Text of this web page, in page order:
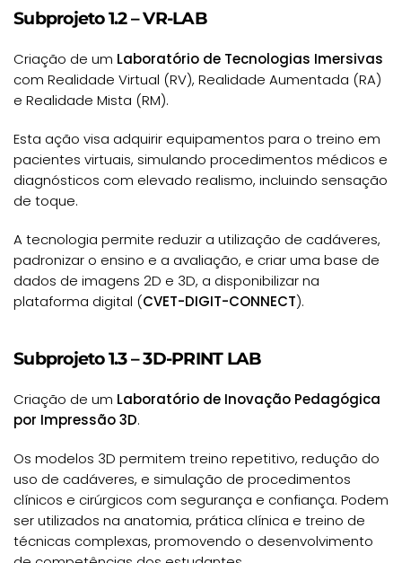
Subprojeto 1.2 – VR-LAB
Criação de um Laboratório de Tecnologias Imersivas
com Realidade Virtual (RV), Realidade Aumentada (RA)
e Realidade Mista (RM).
Esta ação visa adquirir equipamentos para o treino em
pacientes virtuais, simulando procedimentos médicos e
diagnósticos com elevado realismo, incluindo sensação
de toque.
A tecnologia permite reduzir a utilização de cadáveres,
padronizar o ensino e a avaliação, e criar uma base de
dados de imagens 2D e 3D, a disponibilizar na
plataforma digital (CVET-DIGIT-CONNECT).
Subprojeto 1.3 – 3D-PRINT LAB
Criação de um Laboratório de Inovação Pedagógica
por Impressão 3D.
Os modelos 3D permitem treino repetitivo, redução do
uso de cadáveres, e simulação de procedimentos
clínicos e cirúrgicos com segurança e confiança. Podem
ser utilizados na anatomia, prática clínica e treino de
técnicas complexas, promovendo o desenvolvimento